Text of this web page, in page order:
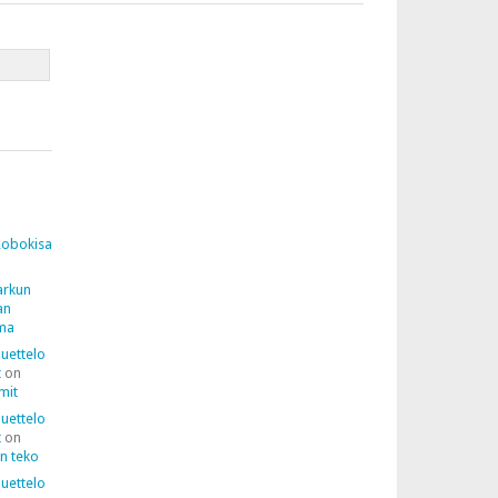
on
on
teko